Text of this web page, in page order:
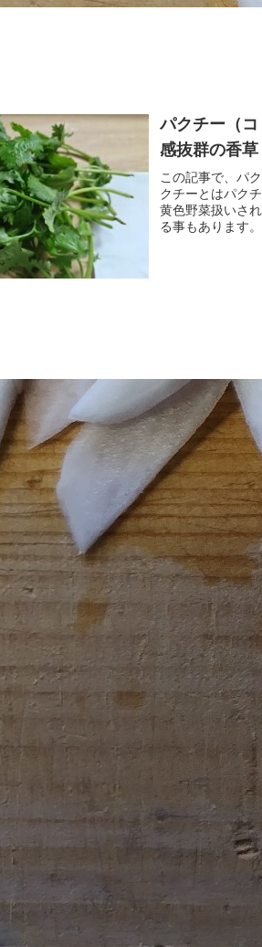
パクチー（
感抜群の香草
この記事で、パ
クチーとはパク
黄色野菜扱いさ
る事もあります